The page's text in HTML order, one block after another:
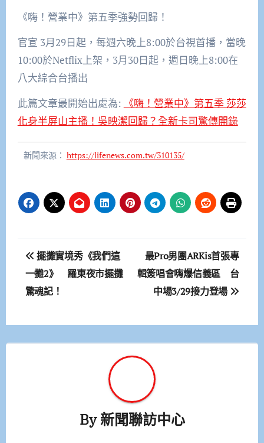
《嗨！營業中》第五季強勢回歸！
官宣 3月29日起，每週六晚上8:00於台視首播，當晚
10:00於Netflix上架，3月30日起，週日晚上8:00在
八大綜合台播出
此篇文章最開始出處為:
《嗨！營業中》第五季 莎莎
化身半屏山主播！吳映潔回歸？全新卡司驚傳開錄
新聞來源： https://lifenews.com.tw/310135/
文
章
導
覽
擺攤實境秀《我們這
一攤2》 羅東夜市擺攤
驚魂記！
最Pro男團ARKis首張專
輯簽唱會嗨爆信義區 台
中場3/29接力登場
By新聞聯訪中心